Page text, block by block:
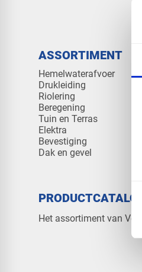
ASSORTIMENT
Hemelwaterafvoer
Drukleiding
Riolering
Beregening
Tuin en Terras
Elektra
Bevestiging
Dak en gevel
Het assortiment van Vos